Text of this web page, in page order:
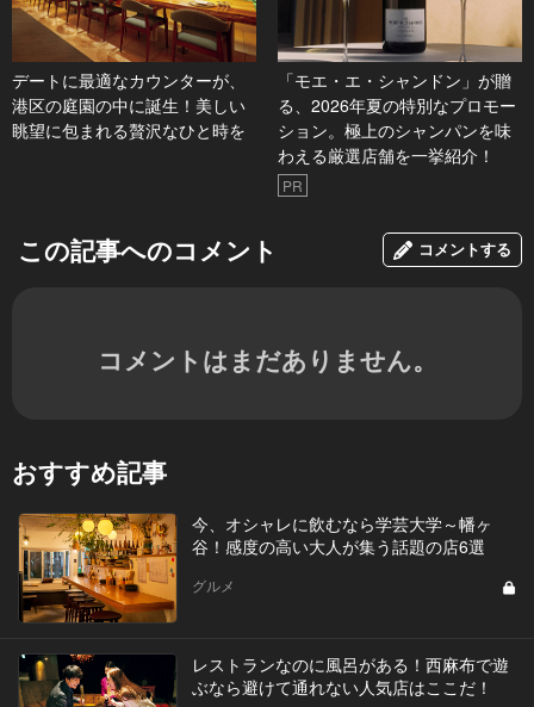
デートに最適なカウンターが、
港区の庭園の中に誕生！美しい
眺望に包まれる贅沢なひと時を
「モエ・エ・シャンドン」が贈
る、2026年夏の特別なプロモー
ション。極上のシャンパンを味
わえる厳選店舗を一挙紹介！
PR
この記事へのコメント コメントする
コメントはまだありません。
おすすめ記事
今、オシャレに飲むなら学芸大学～幡ヶ
谷！感度の高い大人が集う話題の店6選
グルメ
レストランなのに風呂がある！西麻布で遊
ぶなら避けて通れない人気店はここだ！